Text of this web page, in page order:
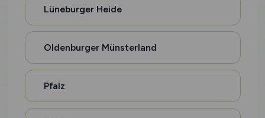
Lüneburger Heide
Oldenburger Münsterland
Pfalz